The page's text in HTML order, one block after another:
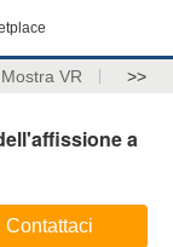
Mostra VR >>
a
Contattaci